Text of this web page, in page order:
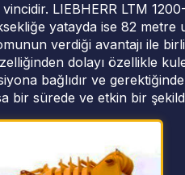
LIEBHERR LTM
yatayda ise 82 metre
verdiği avantajı ile
dolayı özellikle
bağlıdır ve
bir sürede ve etkin bir